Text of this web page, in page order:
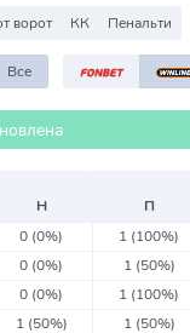
ворот КК Пенальти
Все
Н
П
0 (0%)
1 (100%)
0 (0%)
1 (50%)
0 (0%)
1 (100%)
1 (50%) 1 (50%)